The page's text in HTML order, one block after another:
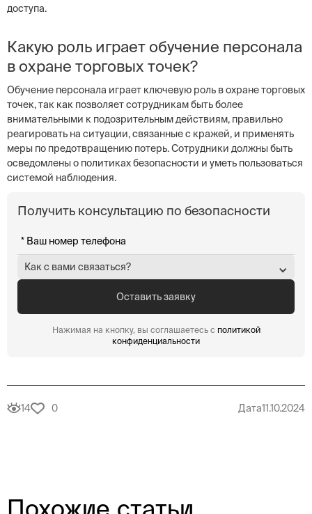
доступа.
Какую роль играет обучение персонала
в охране торговых точек?
Обучение персонала играет ключевую роль в охране торговых
точек, так как позволяет сотрудникам быть более
внимательными к подозрительным действиям, правильно
реагировать на ситуации, связанные с кражей, и применять
меры по предотвращению потерь. Сотрудники должны быть
осведомлены о политиках безопасности и уметь пользоваться
системой наблюдения.
Получить консультацию по безопасности
Как с вами связаться?
Нажимая на кнопку, вы соглашаетесь с политикой
конфиденциальности
14 0 Дата11.10.2024